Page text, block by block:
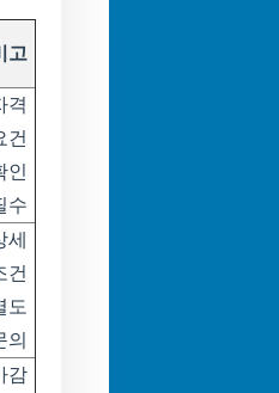
고
격
건
인
수
세
건
도
의
감